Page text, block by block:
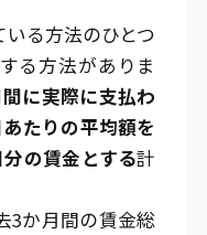
る方法のひとつ
る方法がありま
に実際に支払わ
たりの平均額を
の賃金とする計
3か月間の賃金総